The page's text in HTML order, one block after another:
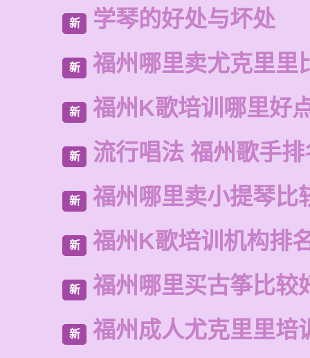
新 学琴的好处与坏处
新 福州哪里卖尤克里里
新 福州K歌培训哪里好
新 流行唱法 福州歌手排
新 福州哪里卖小提琴比
新 福州K歌培训机构排
新 福州哪里买古筝比较
新 福州成人尤克里里培